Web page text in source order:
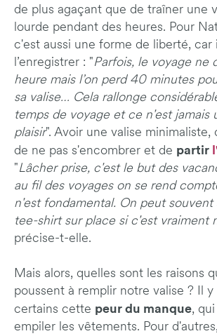
de plus agaçant que de traîner une
lourde pendant des heures. Pour
c'est aussi une forme de liberté, car
l’enregistrer : "Parfois, le voyage ne
heure mais l’on perd 40 minutes
sa valise… Cela rallonge
temps de voyage et ce n'est jamais
plaisir". Avoir une valise minimaliste,
de ne pas s'encombrer et de partir
"Lâcher prise, c'est le but des
au fil des voyages on se rend
n'est fondamental. On peut souvent
tee-shirt sur place si c'est vraiment
précise-t-elle.
Mais alors, quelles sont les raisons
poussent à remplir notre valise ? Il
certains cette peur du manque,
empiler les vêtements. Pour